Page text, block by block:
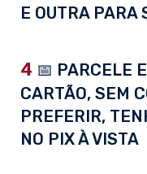
E OUTRA PARA
4 📅 PARCELE
CARTÃO, SEM
PREFERIR,
NO PIX À VISTA